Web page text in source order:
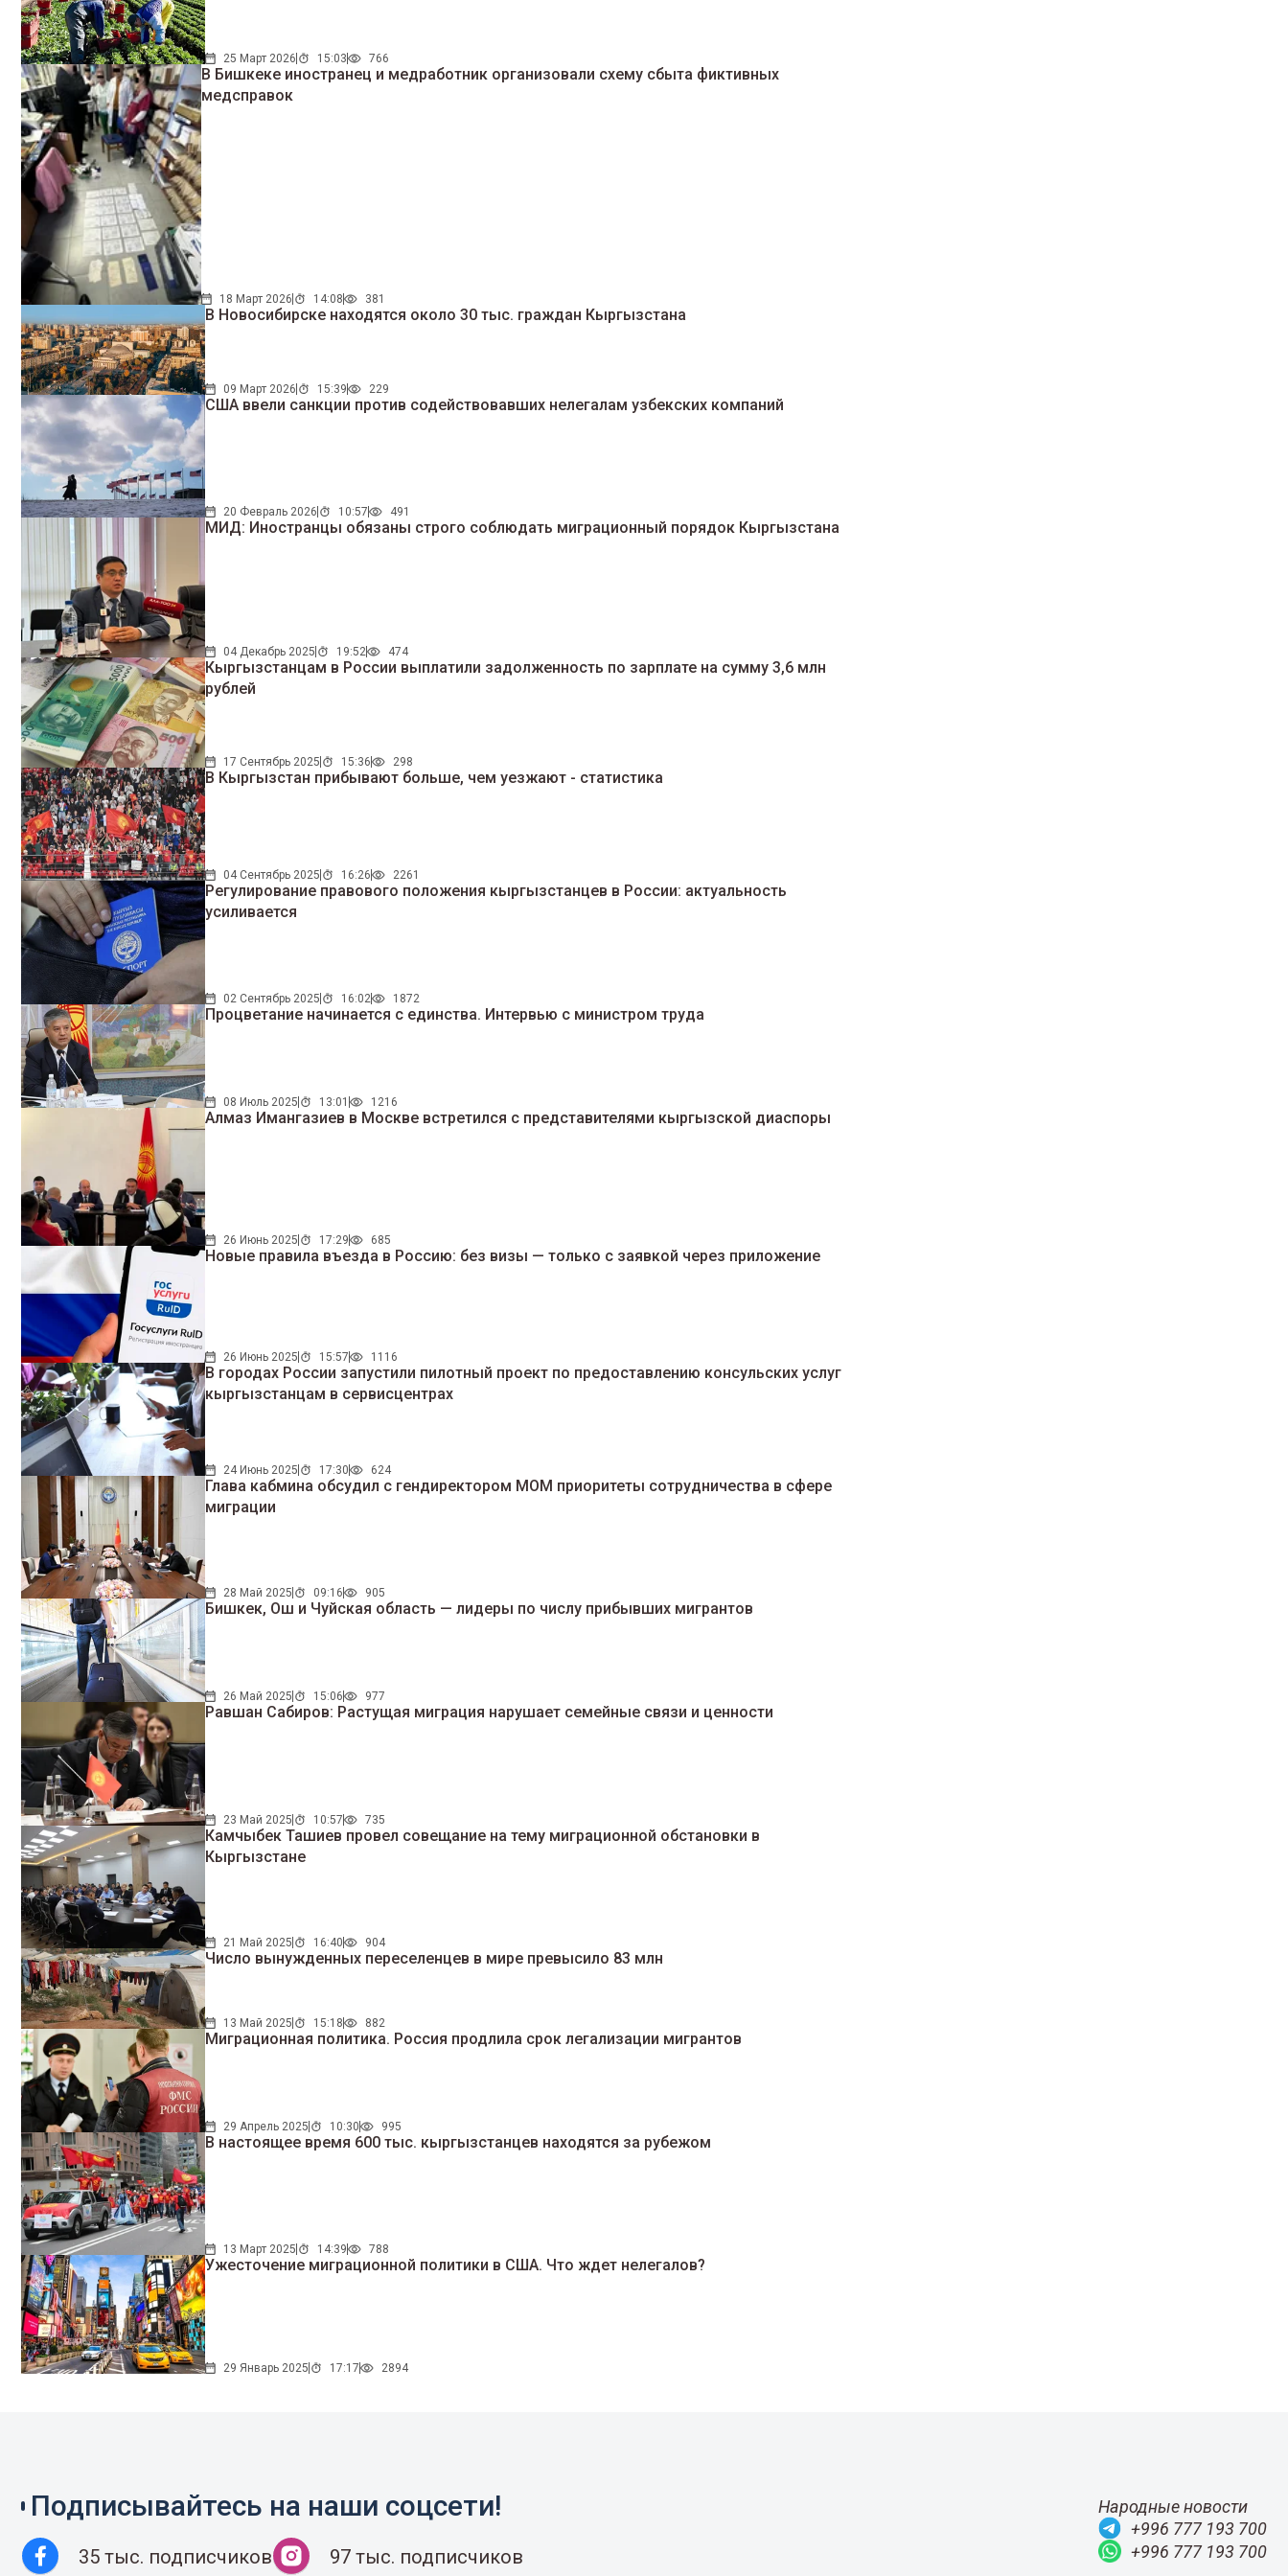
25 Март 2026 15:03 766
В Бишкеке иностранец и медработник организовали схему сбыта фиктивных
медсправок
18 Март 2026 14:08 381
В Новосибирске находятся около 30 тыс. граждан Кыргызстана
09 Март 2026 15:39 229
США ввели санкции против содействовавших нелегалам узбекских компаний
20 Февраль 2026 10:57 491
МИД: Иностранцы обязаны строго соблюдать миграционный порядок Кыргызстана
04 Декабрь 2025 19:52 474
Кыргызстанцам в России выплатили задолженность по зарплате на сумму 3,6 млн
рублей
17 Сентябрь 2025 15:36 298
В Кыргызстан прибывают больше, чем уезжают - статистика
04 Сентябрь 2025 16:26 2261
Регулирование правового положения кыргызстанцев в России: актуальность
усиливается
02 Сентябрь 2025 16:02 1872
Процветание начинается с единства. Интервью с министром труда
08 Июль 2025 13:01 1216
Алмаз Имангазиев в Москве встретился с представителями кыргызской диаспоры
26 Июнь 2025 17:29 685
Новые правила въезда в Россию: без визы — только с заявкой через приложение
26 Июнь 2025 15:57 1116
В городах России запустили пилотный проект по предоставлению консульских услуг
кыргызстанцам в сервисцентрах
24 Июнь 2025 17:30 624
Глава кабмина обсудил с гендиректором МОМ приоритеты сотрудничества в сфере
миграции
28 Май 2025 09:16 905
Бишкек, Ош и Чуйская область — лидеры по числу прибывших мигрантов
26 Май 2025 15:06 977
Равшан Сабиров: Растущая миграция нарушает семейные связи и ценности
23 Май 2025 10:57 735
Камчыбек Ташиев провел совещание на тему миграционной обстановки в
Кыргызстане
21 Май 2025 16:40 904
Число вынужденных переселенцев в мире превысило 83 млн
13 Май 2025 15:18 882
Миграционная политика. Россия продлила срок легализации мигрантов
29 Апрель 2025 10:30 995
В настоящее время 600 тыс. кыргызстанцев находятся за рубежом
13 Март 2025 14:39 788
Ужесточение миграционной политики в США. Что ждет нелегалов?
29 Январь 2025 17:17 2894
Подписывайтесь на наши соцсети!
35 тыс. подписчиков 97 тыс. подписчиков
Народные новости
+996 777 193 700
+996 777 193 700